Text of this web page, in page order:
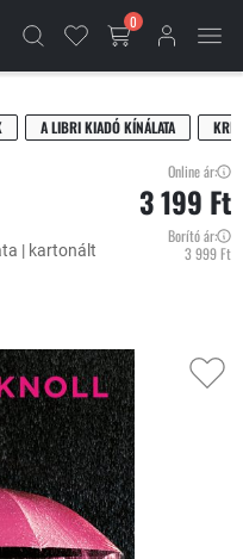
0
A LIBRI KIADÓ KÍNÁLATA
| kartonált
Online ár:
3 199 Ft
Borító ár:
3 999 Ft